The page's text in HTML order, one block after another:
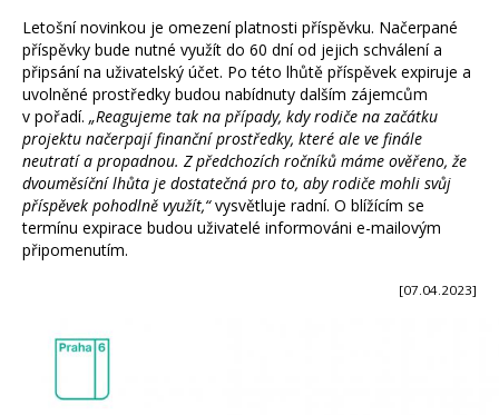
Letošní novinkou je omezení platnosti příspěvku. Načerpané
příspěvky bude nutné využít do 60 dní od jejich schválení a
připsání na uživatelský účet. Po této lhůtě příspěvek expiruje a
uvolněné prostředky budou nabídnuty dalším zájemcům
v pořadí. „Reagujeme tak na případy, kdy rodiče na začátku
projektu načerpají finanční prostředky, které ale ve finále
neutratí a propadnou. Z předchozích ročníků máme ověřeno, že
dvouměsíční lhůta je dostatečná pro to, aby rodiče mohli svůj
příspěvek pohodlně využít,“vysvětluje radní. O blížícím se
termínu expirace budou uživatelé informováni e-mailovým
připomenutím.
[07.04.2023]